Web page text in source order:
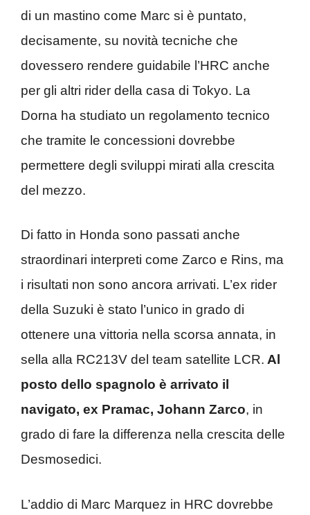
di un mastino come Marc si è puntato,
decisamente, su novità tecniche che
dovessero rendere guidabile l’HRC anche
per gli altri rider della casa di Tokyo. La
Dorna ha studiato un regolamento tecnico
che tramite le concessioni dovrebbe
permettere degli sviluppi mirati alla crescita
del mezzo.
Di fatto in Honda sono passati anche
straordinari interpreti come Zarco e Rins, ma
i risultati non sono ancora arrivati. L’ex rider
della Suzuki è stato l’unico in grado di
ottenere una vittoria nella scorsa annata, in
sella alla RC213V del team satellite LCR. Al
posto dello spagnolo è arrivato il
navigato, ex Pramac, Johann Zarco, in
grado di fare la differenza nella crescita delle
Desmosedici.
L’addio di Marc Marquez in HRC dovrebbe